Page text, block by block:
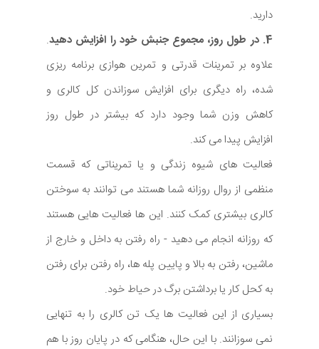
دارید.
4. در طول روز، مجموع جنبش خود را افزایش دهید
.
علاوه بر تمرینات قدرتی و تمرین هوازی برنامه ریزی
شده، راه دیگری برای افزایش سوزاندن کل کالری و
کاهش وزن شما وجود دارد که بیشتر در طول روز
افزایش پیدا می کند.
فعالیت های شیوه زندگی و یا تمریناتی که قسمت
منظمی از روال روزانه شما هستند می توانند به سوختن
کالری بیشتری کمک کنند. این ها فعالیت هایی هستند
که روزانه انجام می دهید - راه رفتن به داخل و خارج از
ماشین، رفتن به بالا و پایین پله ها، راه رفتن برای رفتن
به کحل کار یا برداشتن برگ در حیاط خود.
بسیاری از این فعالیت ها یک تن کالری را به تنهایی
نمی سوزانند. با این حال، هنگامی که در پایان روز با هم